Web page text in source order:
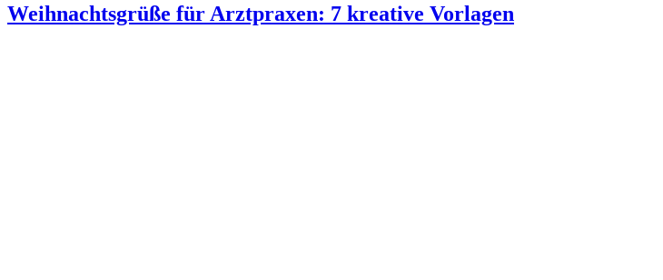
Weihnachtsgrüße für Arztpraxen: 7 kreative Vorlagen